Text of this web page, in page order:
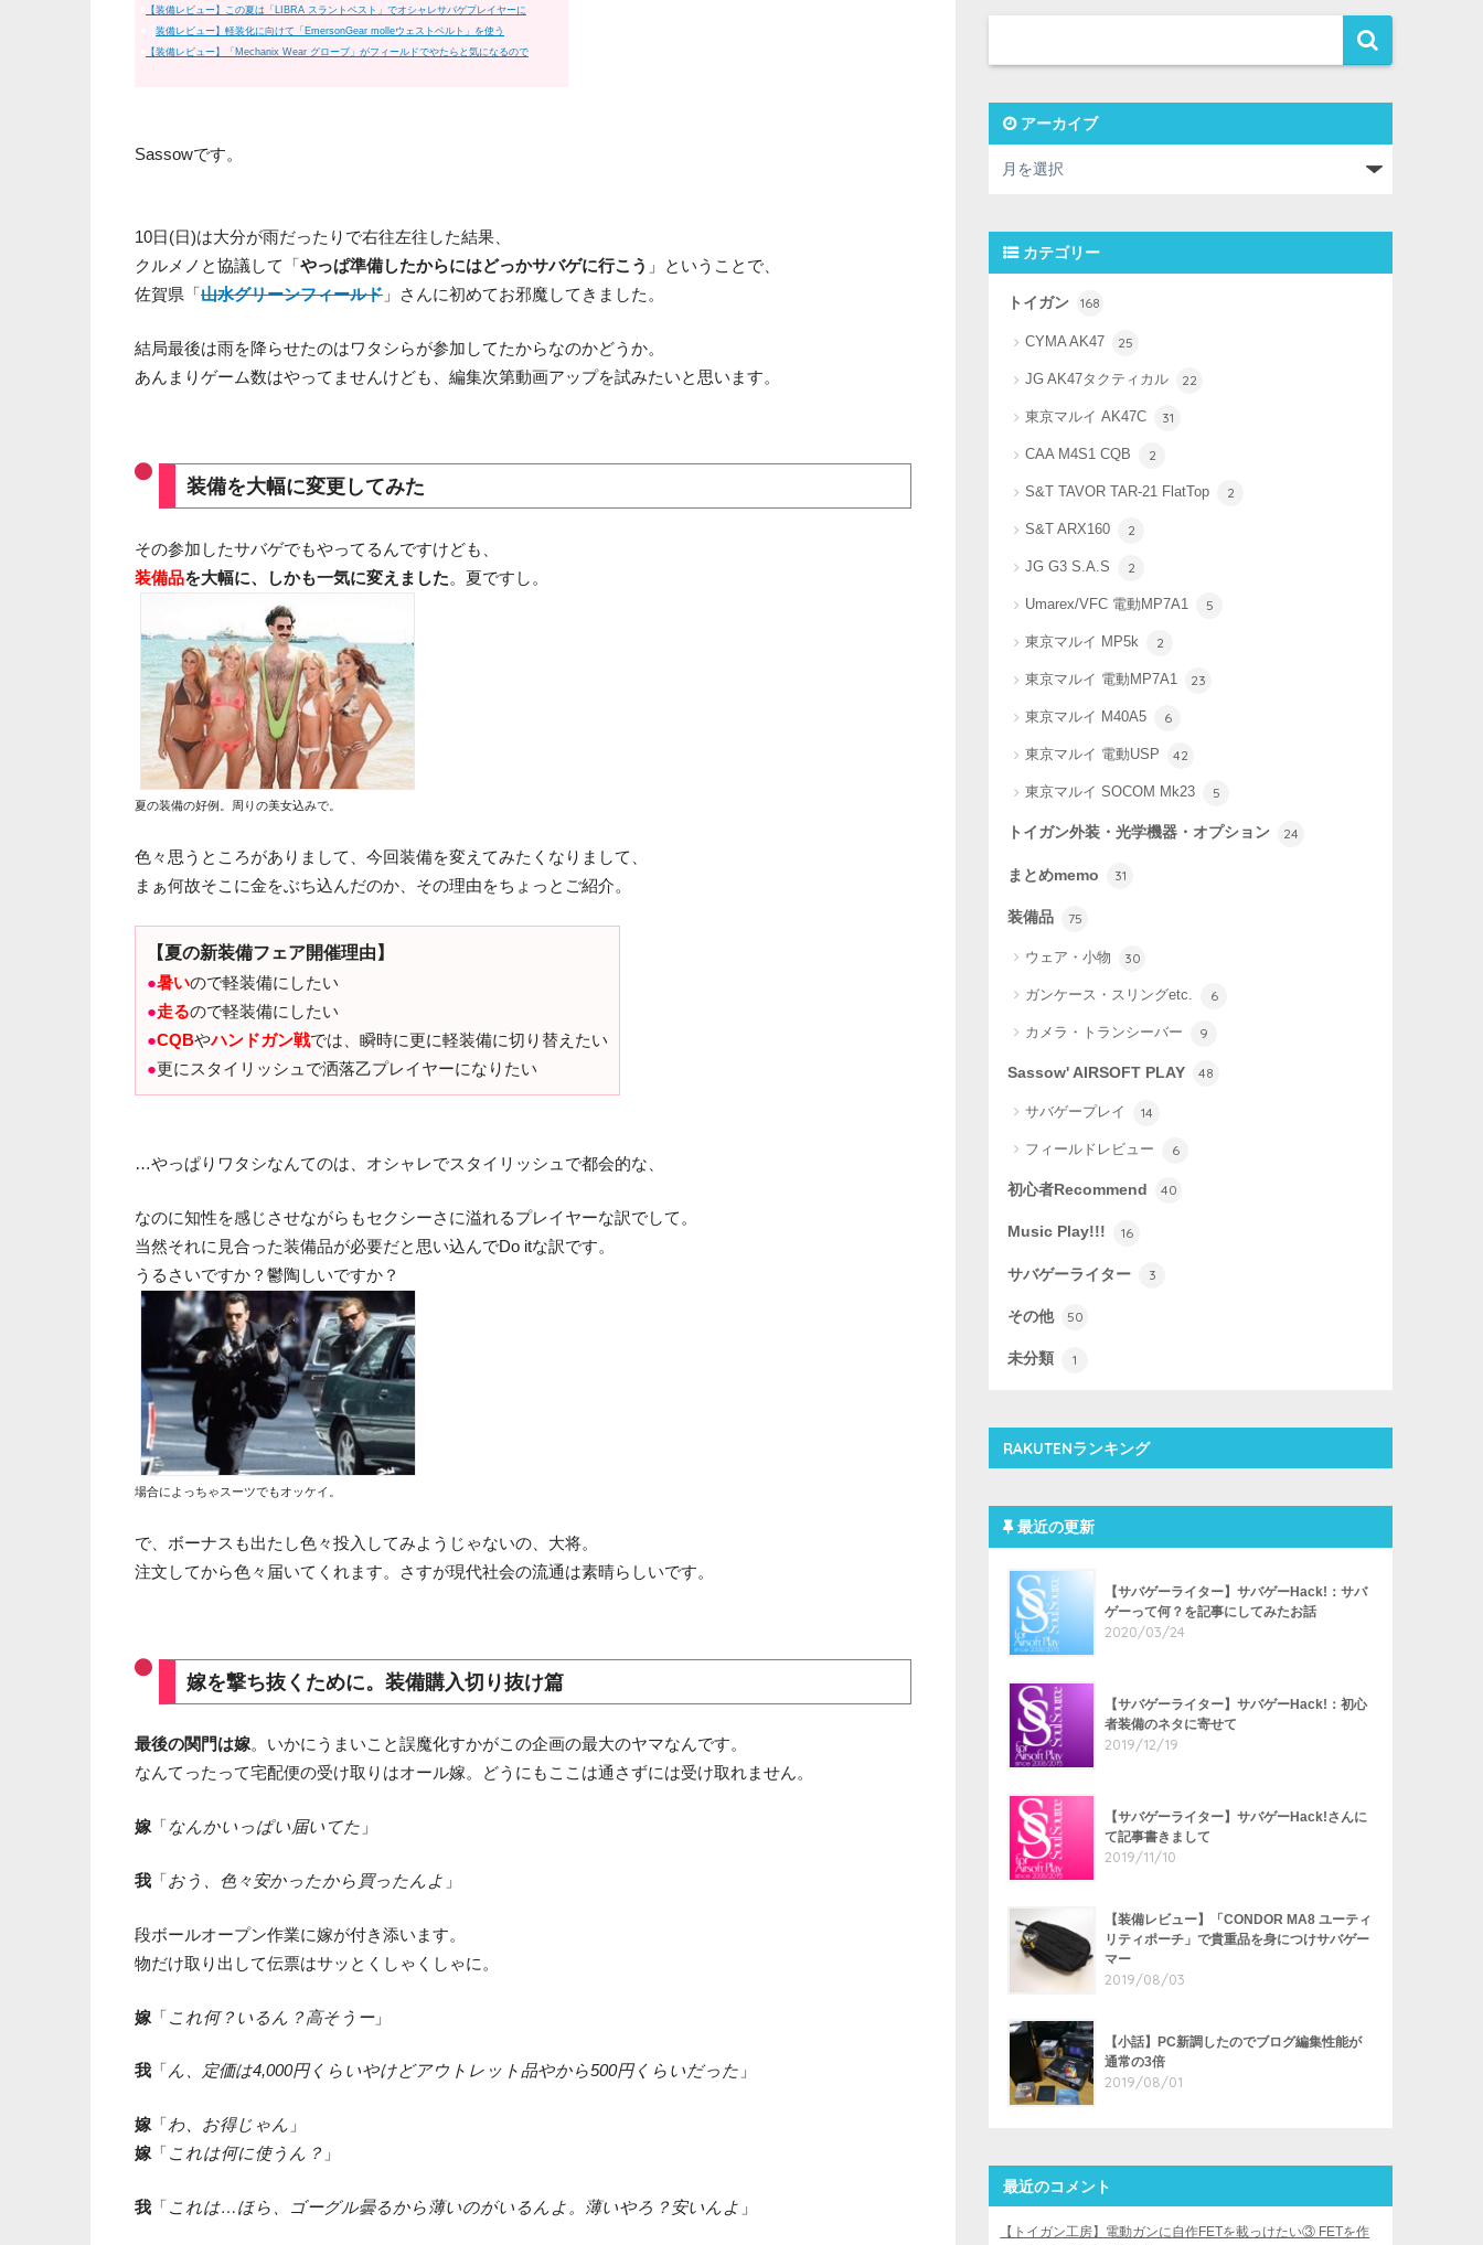
【装備レビュー】この夏は「LIBRA スラントベスト」でオシャレサバゲプレイヤーに
装備レビュー】軽装化に向けて「EmersonGear molleウェストベルト」を使う
【装備レビュー】「Mechanix Wear グローブ」がフィールドでやたらと気になるので
Sassowです。
10日(日)は大分が雨だったりで右往左往した結果、
クルメノと協議して「やっぱ準備したからにはどっかサバゲに行こう 」ということで、
佐賀県「山水グリーンフィールド 」さんに初めてお邪魔してきました。
結局最後は雨を降らせたのはワタシらが参加してたからなのかどうか。
あんまりゲーム数はやってませんけども、編集次第動画アップを試みたいと思います。
装備を大幅に変更してみた
その参加したサバゲでもやってるんですけども、
装備品を大幅に、しかも一気に変えました。夏ですし。
夏の装備の好例。周りの美女込みで。
色々思うところがありまして、今回装備を変えてみたくなりまして、
まぁ何故そこに金をぶち込んだのか、その理由をちょっとご紹介。
【夏の新装備フェア開催理由】
●暑いので軽装備にしたい
●走るので軽装備にしたい
●CQBやハンドガン戦では、瞬時に更に軽装備に切り替えたい
●更にスタイリッシュで洒落乙プレイヤーになりたい
…やっぱりワタシなんてのは、オシャレでスタイリッシュで都会的な、
なのに知性を感じさせながらもセクシーさに溢れるプレイヤーな訳でして。
当然それに見合った装備品が必要だと思い込んでDo itな訳です。
うるさいですか？鬱陶しいですか？
場合によっちゃスーツでもオッケイ。
で、ボーナスも出たし色々投入してみようじゃないの、大将。
注文してから色々届いてくれます。さすが現代社会の流通は素晴らしいです。
嫁を撃ち抜くために。装備購入切り抜け篇
最後の関門は嫁。いかにうまいこと誤魔化すかがこの企画の最大のヤマなんです。
なんてったって宅配便の受け取りはオール嫁。どうにもここは通さずには受け取れません。
嫁 「なんかいっぱい届いてた 」
我 「おう、色々安かったから買ったんよ 」
段ボールオープン作業に嫁が付き添います。
物だけ取り出して伝票はサッとくしゃくしゃに。
嫁 「これ何？いるん？高そうー」
我 「ん、定価は4,000円くらいやけどアウトレット品やから500円くらいだった 」
嫁 「わ、お得じゃん 」
嫁 「これは何に使うん？ 」
我 「これは…ほら、ゴーグル曇るから薄いのがいるんよ。薄いやろ？安いんよ 」
アーカイブ
カテゴリー
トイガン 168
CYMA AK47 25
JG AK47タクティカル 22
東京マルイ AK47C 31
CAA M4S1 CQB 2
S&T TAVOR TAR-21 FlatTop 2
S&T ARX160 2
JG G3 S.A.S 2
Umarex/VFC 電動MP7A1 5
東京マルイ MP5k 2
東京マルイ 電動MP7A1 23
東京マルイ M40A5 6
東京マルイ 電動USP 42
東京マルイ SOCOM Mk23 5
トイガン外装・光学機器・オプション 24
まとめmemo 31
装備品 75
ウェア・小物 30
ガンケース・スリングetc. 6
カメラ・トランシーバー 9
Sassow' AIRSOFT PLAY 48
サバゲープレイ 14
フィールドレビュー 6
初心者Recommend 40
Music Play!!! 16
サバゲーライター 3
その他 50
未分類 1
RAKUTENランキング
最近の更新
【サバゲーライター】サバゲーHack!：サバ
ゲーって何？を記事にしてみたお話
2020/03/24
【サバゲーライター】サバゲーHack!：初心
者装備のネタに寄せて
2019/12/19
【サバゲーライター】サバゲーHack!さんに
て記事書きまして
2019/11/10
【装備レビュー】「CONDOR MA8 ユーティ
リティポーチ」で貴重品を身につけサバゲー
マー
2019/08/03
【小話】PC新調したのでブログ編集性能が
通常の3倍
2019/08/01
最近のコメント
【トイガン工房】電動ガンに自作FETを載っけたい③ FETを作